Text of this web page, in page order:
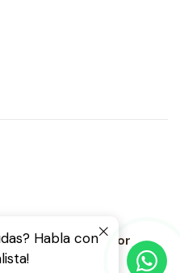
Desarrollado por
Habla con